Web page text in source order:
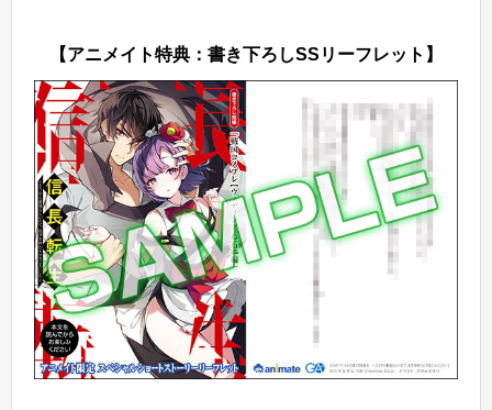
【アニメイト特典：書き下ろしSSリーフレット】